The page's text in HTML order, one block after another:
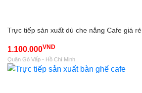
Trực tiếp sản xuất dù che nắng Cafe giá rẻ
1.100.000VND
Quận Gò Vấp - Hồ Chí Minh